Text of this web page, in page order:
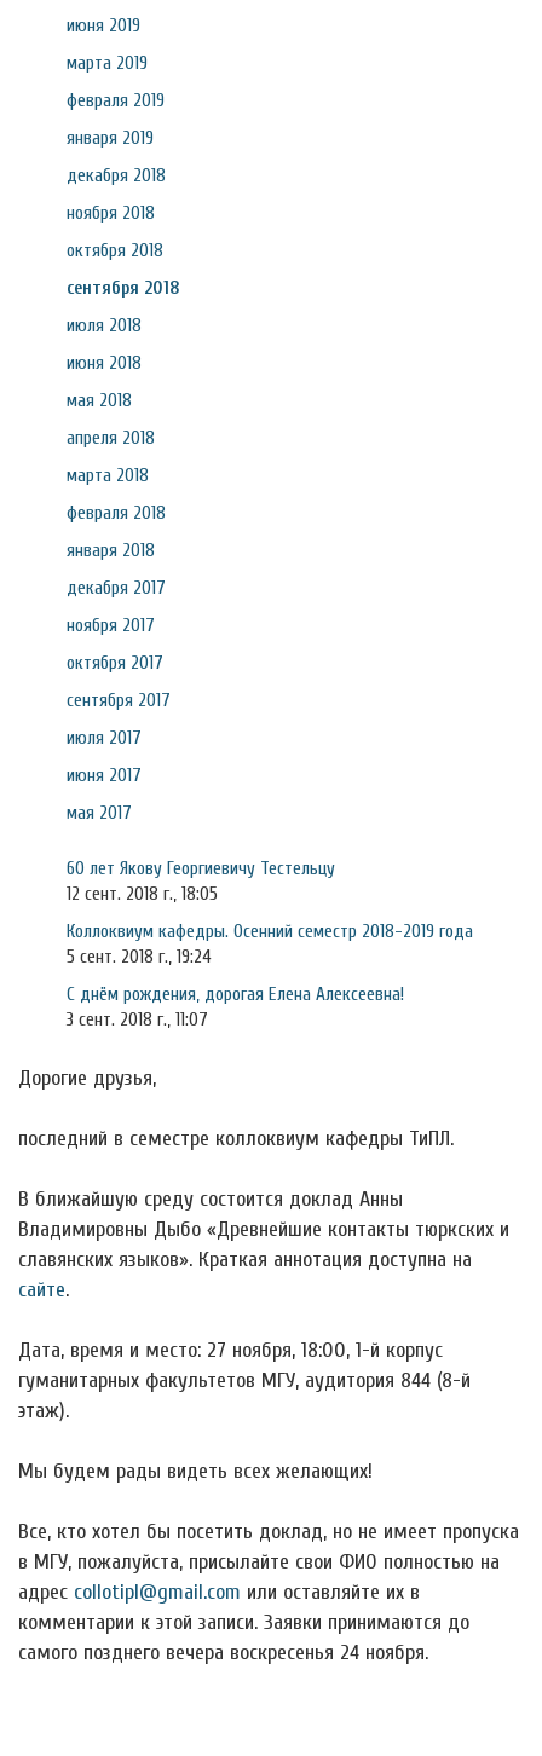
июня 2019
марта 2019
февраля 2019
января 2019
декабря 2018
ноября 2018
октября 2018
сентября 2018
июля 2018
июня 2018
мая 2018
апреля 2018
марта 2018
февраля 2018
января 2018
декабря 2017
ноября 2017
октября 2017
сентября 2017
июля 2017
июня 2017
мая 2017
60 лет Якову Георгиевичу Тестельцу
12 сент. 2018 г., 18:05
Коллоквиум кафедры. Осенний семестр 2018-2019 года
5 сент. 2018 г., 19:24
С днём рождения, дорогая Елена Алексеевна!
3 сент. 2018 г., 11:07
Дорогие друзья,
последний в семестре коллоквиум кафедры ТиПЛ.
В ближайшую среду состоится доклад Анны
Владимировны Дыбо «Древнейшие контакты тюркских и
славянских языков». Краткая аннотация доступна на
сайте.
Дата, время и место: 27 ноября, 18:00, 1-й корпус
гуманитарных факультетов МГУ, аудитория 844 (8-й
этаж).
Мы будем рады видеть всех желающих!
Все, кто хотел бы посетить доклад, но не имеет пропуска
в МГУ, пожалуйста, присылайте свои ФИО полностью на
адрес collotipl@gmail.com или оставляйте их в
комментарии к этой записи. Заявки принимаются до
самого позднего вечера воскресенья 24 ноября.